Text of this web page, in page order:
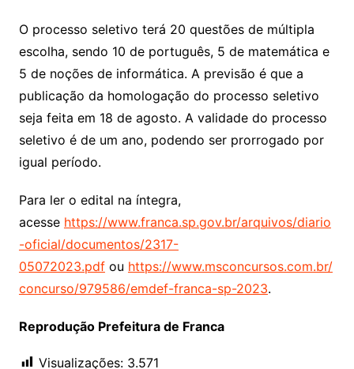
O processo seletivo terá 20 questões de múltipla
escolha, sendo 10 de português, 5 de matemática e
5 de noções de informática. A previsão é que a
publicação da homologação do processo seletivo
seja feita em 18 de agosto. A validade do processo
seletivo é de um ano, podendo ser prorrogado por
igual período.
Para ler o edital na íntegra,
acesse https://www.franca.sp.gov.br/arquivos/diario
-oficial/documentos/2317-
05072023.pdfou https://www.msconcursos.com.br/
concurso/979586/emdef-franca-sp-2023.
Reprodução Prefeitura de Franca
Visualizações: 3.571